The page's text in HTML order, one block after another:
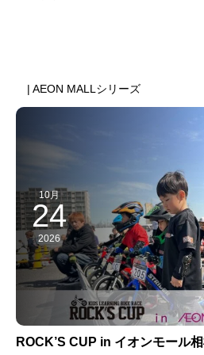
| AEON MALLシリーズ
10月
24
2026
ROCK’S CUP in イオンモール